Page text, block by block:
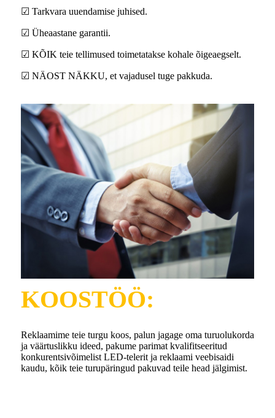
☑ Tarkvara uuendamise juhised.
☑ Üheaastane garantii.
☑ KÕIK teie tellimused toimetatakse kohale õigeaegselt.
☑ NÄOST NÄKKU, et vajadusel tuge pakkuda.
KOOSTÖÖ:
Reklaamime teie turgu koos, palun jagage oma turuolukorda
ja väärtuslikku ideed, pakume parimat kvalifitseeritud
konkurentsivõimelist LED-telerit ja reklaami veebisaidi
kaudu, kõik teie turupäringud pakuvad teile head jälgimist.